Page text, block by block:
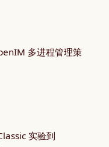
多进程管理策
实验到